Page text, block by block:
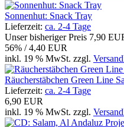
Sonnenhut: Snack Tray
Lieferzeit: ca. 2-4 Tage
Unser bisheriger Preis 7,90
56% / 4,40 EUR
inkl. 19 % MwSt. zzgl.
Räucherstäbchen Green Line
Lieferzeit: ca. 2-4 Tage
6,90 EUR
inkl. 19 % MwSt. zzgl.